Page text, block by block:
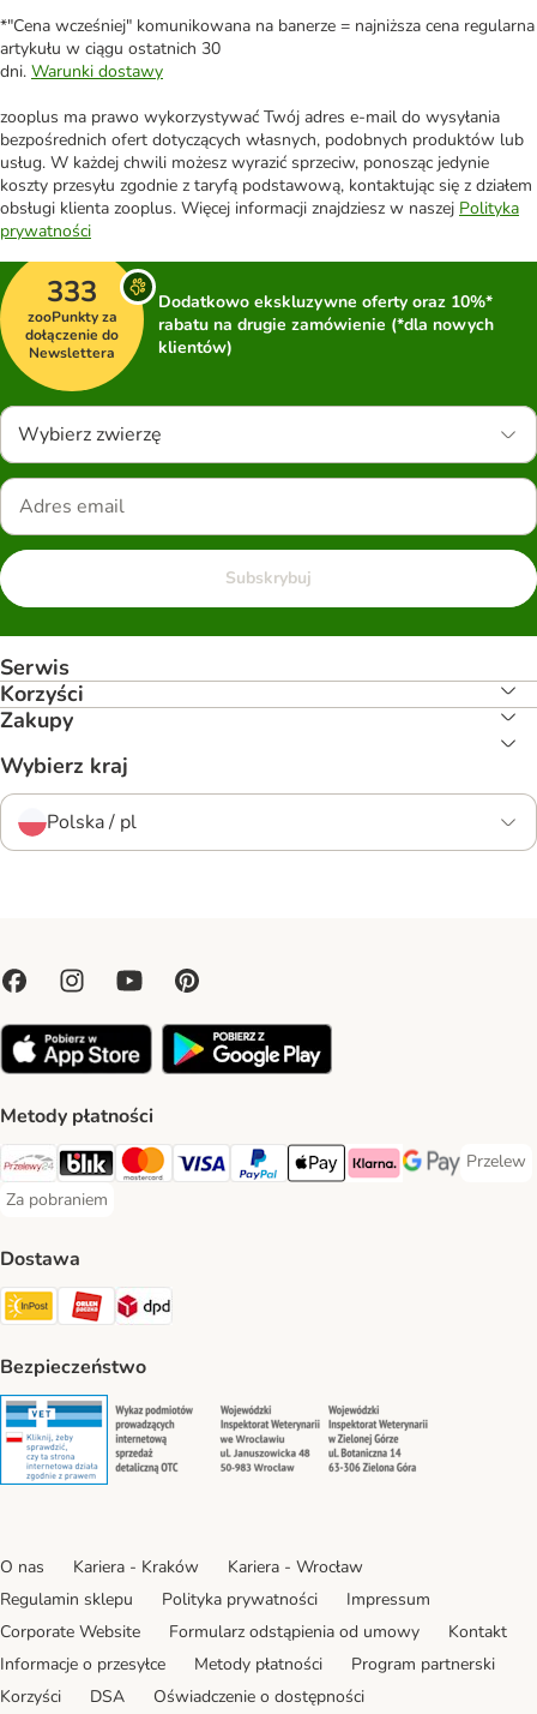
*"Cena wcześniej" komunikowana na banerze = najniższa cena regularna
artykułu w ciągu ostatnich 30
dni. Warunki dostawy
zooplus ma prawo wykorzystywać Twój adres e-mail do wysyłania
bezpośrednich ofert dotyczących własnych, podobnych produktów lub
usług. W każdej chwili możesz wyrazić sprzeciw, ponosząc jedynie
koszty przesyłu zgodnie z taryfą podstawową, kontaktując się z działem
obsługi klienta zooplus. Więcej informacji znajdziesz w naszej Polityka
prywatności
333
zooPunkty za
dołączenie do
Newslettera
Dodatkowo ekskluzywne oferty oraz 10%*
rabatu na drugie zamówienie (*dla nowych
klientów)
Wybierz zwierzę
Subskrybuj
Serwis
Korzyści
Zakupy
Wybierz kraj
Polska / pl
Metody płatności
Przelewy24 Payment Method
Blik Payment Method
MasterCard Payment Method
Visa Payment Method
PayPal Payment Method
Apple Pay Payment Method
Klarna Payment Method
Google Pay
Przelew
Przelew
Za pobraniem
Za pobraniem Payment Method
Dostawa
Paczkomat® Shipping Method
ORLEN Paczka Shipping Method
DPD Shipping Method
Bezpieczeństwo
Security Security Security
O nas Kariera - Kraków
Kariera - Wrocław
Regulamin sklepu
Polityka prywatności
Impressum
Corporate Website
Formularz odstąpienia od umowy
Kontakt
Informacje o przesyłce
Metody płatności
Program partnerski
Korzyści
DSA Oświadczenie o dostępności